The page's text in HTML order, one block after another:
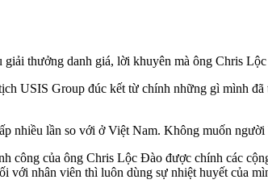
thưởng danh giá, lời khuyên mà ông Chris
USIS Group đúc kết từ chính những gì mình
nhiều lần so với ở Việt Nam. Không muốn
công của ông Chris Lộc Đào được chính các
với nhân viên thì luôn dùng sự nhiệt huyết của